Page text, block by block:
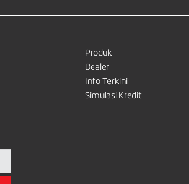
Produk
Dealer
Info Terkini
Simulasi Kredit